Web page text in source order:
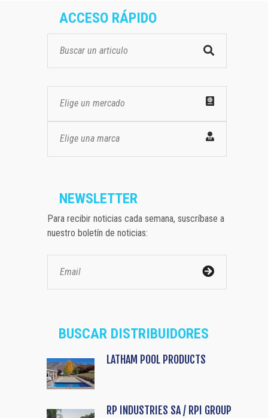
ACCESO RÁPIDO
Elige un mercado
Elige una marca
NEWSLETTER
Para recibir noticias cada semana, suscríbase a
nuestro boletín de noticias:
BUSCAR DISTRIBUIDORES
LATHAM POOL PRODUCTS
RP INDUSTRIES SA / RPI GROUP